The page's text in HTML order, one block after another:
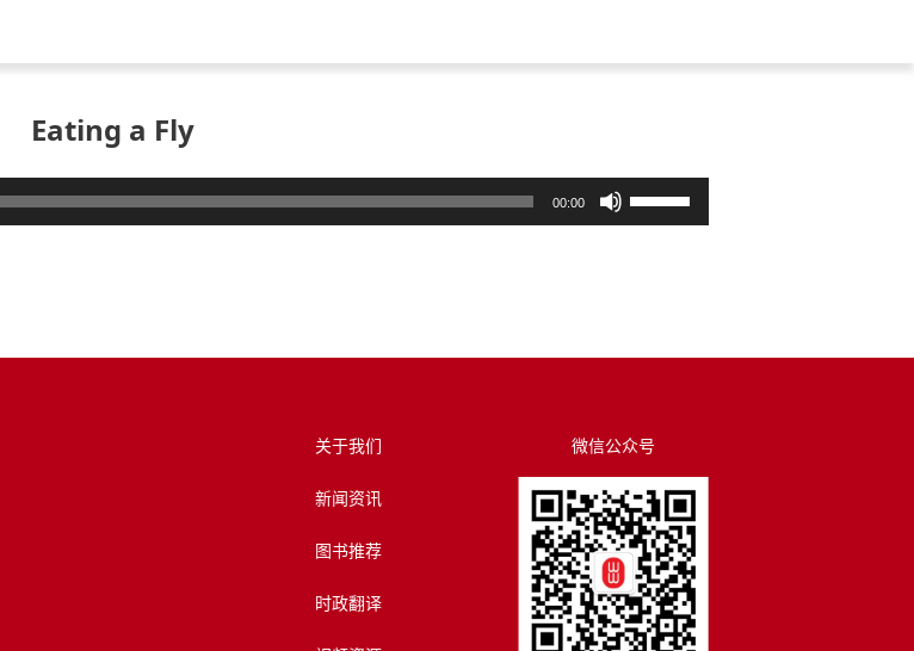
Eating a Fly
00:00
用
来
高
或
降
低
音
关于我们
新闻资讯
图书推荐
时政翻译
微信公众号